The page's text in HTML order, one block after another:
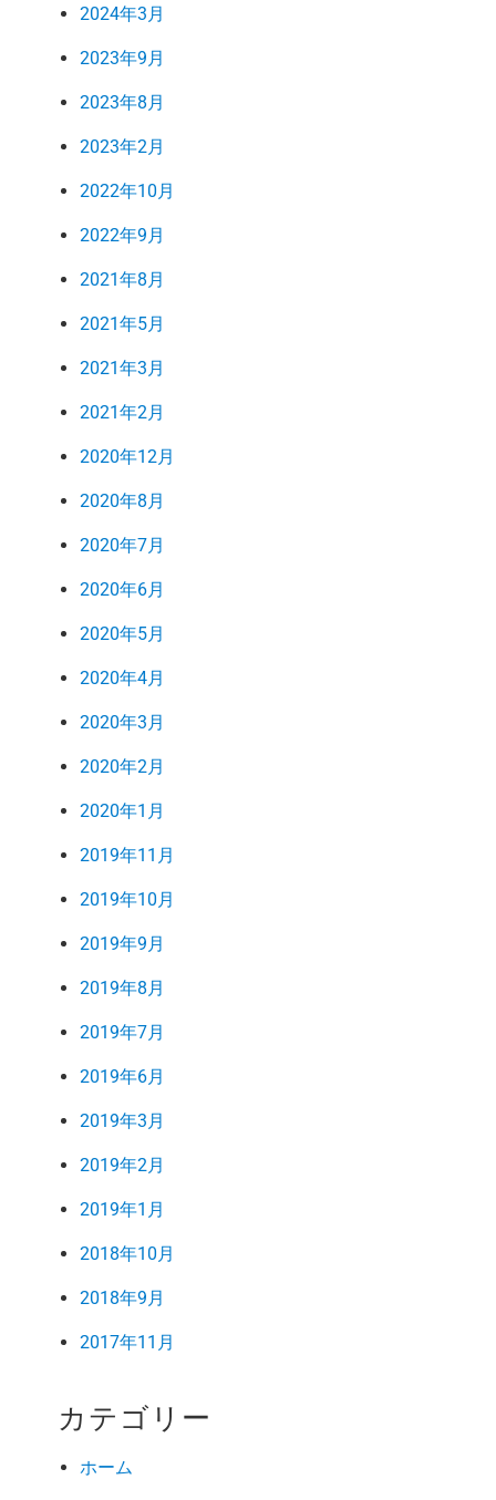
2024年3月
2023年9月
2023年8月
2023年2月
2022年10月
2022年9月
2021年8月
2021年5月
2021年3月
2021年2月
2020年12月
2020年8月
2020年7月
2020年6月
2020年5月
2020年4月
2020年3月
2020年2月
2020年1月
2019年11月
2019年10月
2019年9月
2019年8月
2019年7月
2019年6月
2019年3月
2019年2月
2019年1月
2018年10月
2018年9月
2017年11月
カテゴリー
ホーム